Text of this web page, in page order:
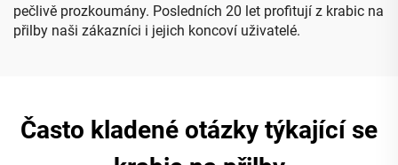
pečlivě prozkoumány. Posledních 20 let profitují z krabic na
přilby naši zákazníci i jejich koncoví uživatelé.
Často kladené otázky týkající se